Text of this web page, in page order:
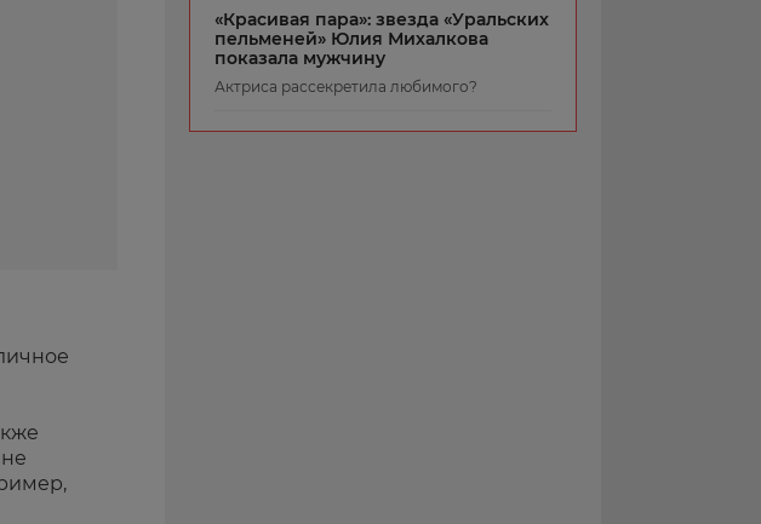
«Красивая пара»: звезда «Уральских
пельменей» Юлия Михалкова
показала мужчину
Актриса рассекретила любимого?